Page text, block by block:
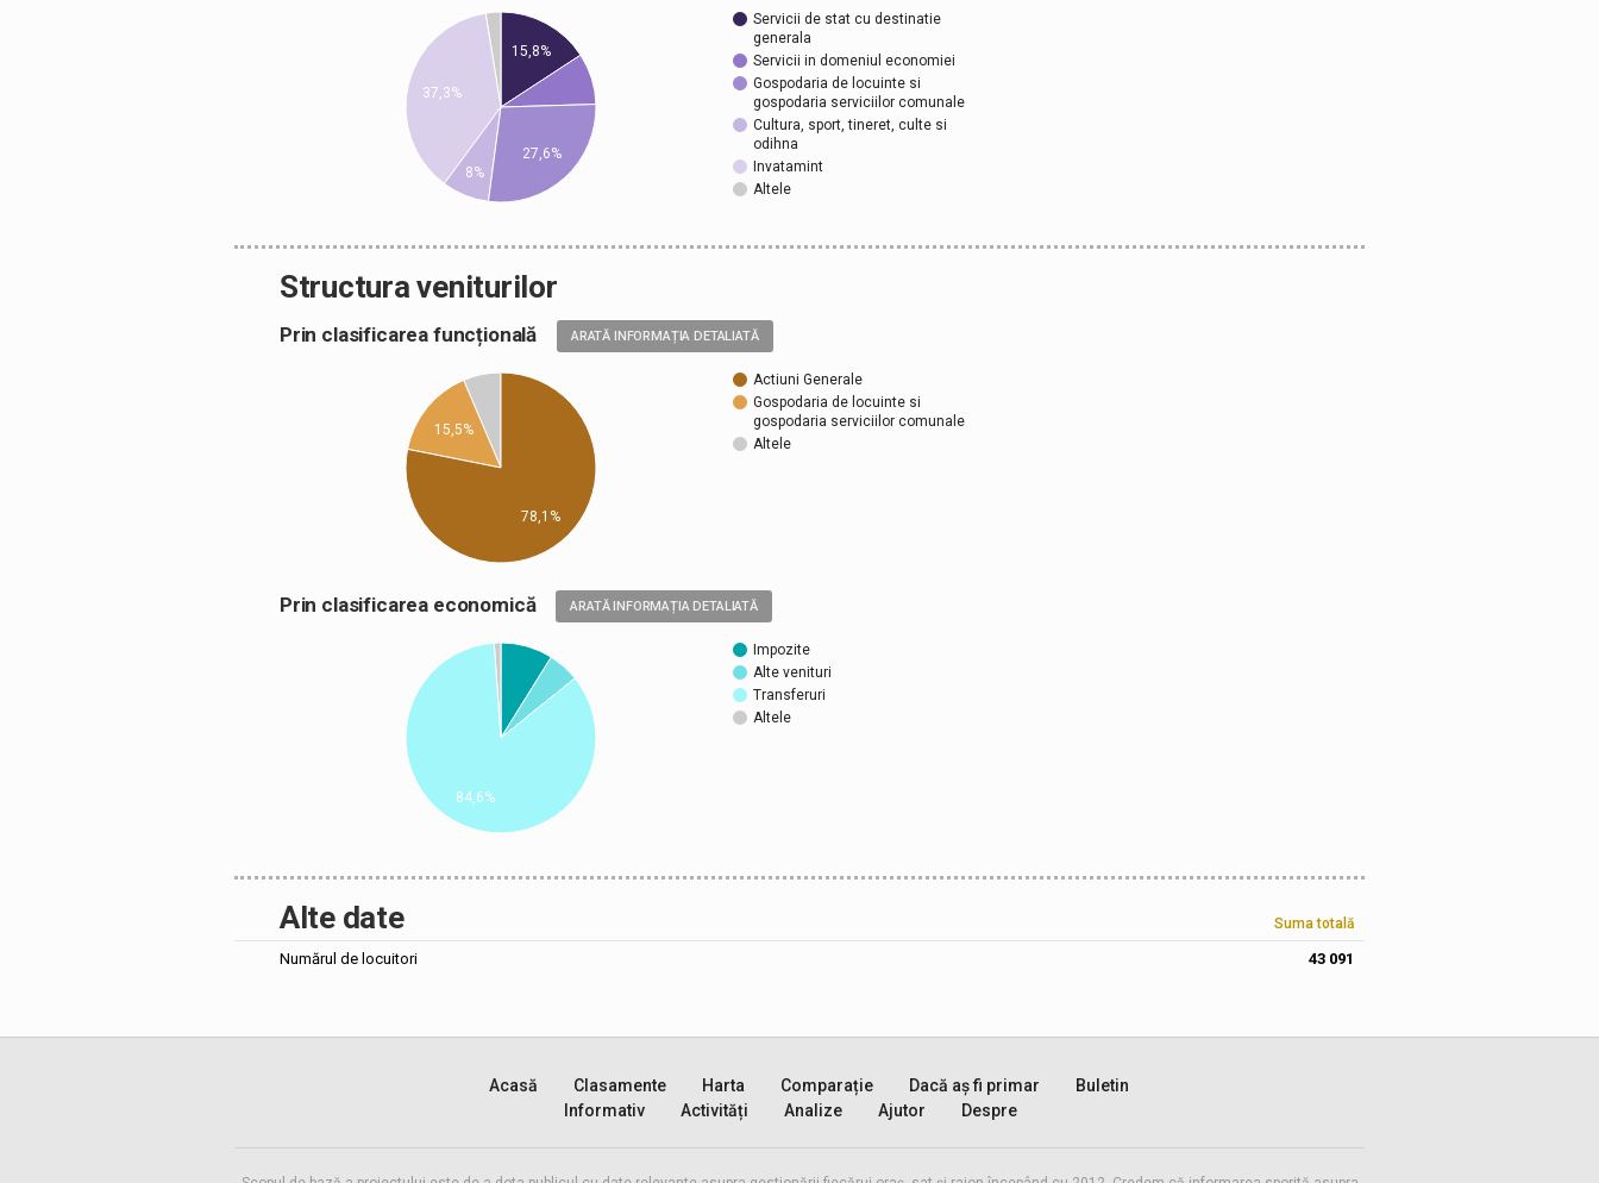
Servicii de stat cu destinatie
generala
Servicii in domeniul economiei
Gospodaria de locuinte si
gospodaria serviciilor comunale
Cultura, sport, tineret, culte si
odihna
Invatamint
Altele
15,8%
37,3%
8%
27,6%
Structura veniturilor
Prin clasificarea funcțională ARATĂ INFORMAȚIA DETALIATĂ
Actiuni Generale
Gospodaria de locuinte si
gospodaria serviciilor comunale
Altele
15,5%
78,1%
Prin clasificarea economică ARATĂ INFORMAȚIA DETALIATĂ
Impozite
Alte venituri
Transferuri
Altele
84,6%
Alte date Suma totală
Numărul de locuitori 43 091
Acasă Clasamente Harta Comparație Dacă aș fi primar
Buletin
Informativ
Activități Analize Ajutor Despre